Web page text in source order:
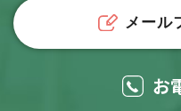
メール
お